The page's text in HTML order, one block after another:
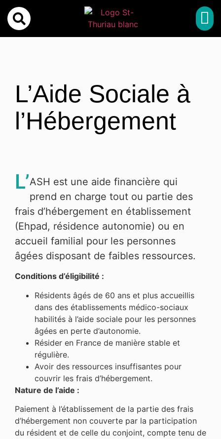
L’Aide Sociale à
l’Hébergement
L’ASH est une aide financière qui
prend en charge tout ou partie des
frais d’hébergement en établissement
(Ehpad, résidence autonomie) ou en
accueil familial pour les personnes
âgées disposant de faibles ressources.
Conditions d’éligibilité :
Résidents âgés de 60 ans et plus accueillis
dans des établissements médico-sociaux
habilités à l’aide sociale pour les personnes
âgées en perte d’autonomie.
Résider en France de manière stable et
régulière.
Avoir des ressources insuffisantes pour
couvrir les frais d’hébergement.
Nature de l’aide :
Paiement à l’établissement de la partie des frais
d’hébergement non couverte par la participation
du résident et de celle du conjoint, compte tenu de